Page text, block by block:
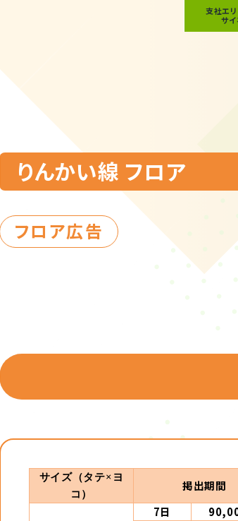
りんかい線 フロア
フロア広告
サイズ（タテ×ヨ
コ）
掲出期間
7日
支社エ
サ